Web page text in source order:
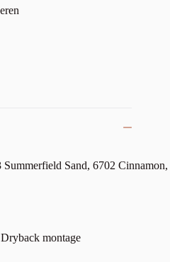
Sand, 6702 Cinnamon,
montage